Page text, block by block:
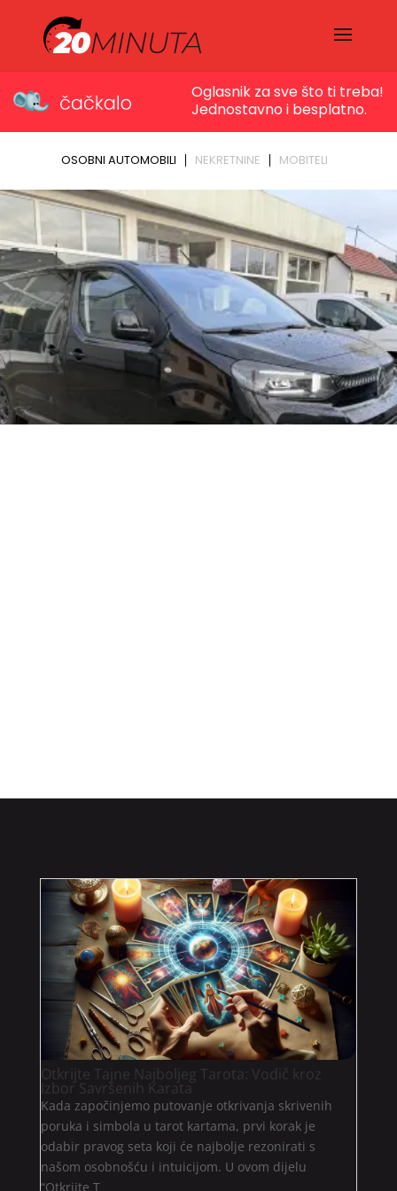
Otkrijte Tajne Najboljeg Tarota: Vodič kroz
Izbor Savršenih Karata
Kada započinjemo putovanje otkrivanja skrivenih
poruka i simbola u tarot kartama, prvi korak je
odabir pravog seta koji će najbolje rezonirati s
našom osobnošću i intuicijom. U ovom dijelu
“Otkrijte T